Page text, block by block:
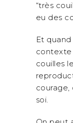
“très
eu des
Et
contexte
couilles
courage,
soi.